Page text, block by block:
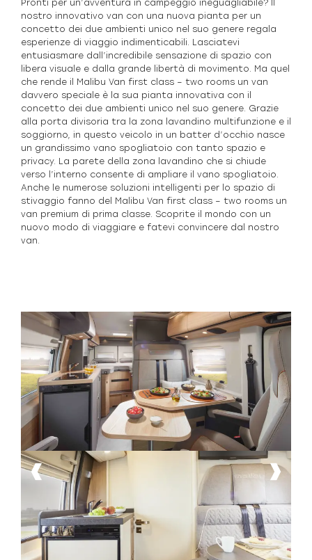
Pronti per un’avventura in campeggio ineguagliabile? Il
nostro innovativo van con una nuova pianta per un
concetto dei due ambienti unico nel suo genere regala
esperienze di viaggio indimenticabili. Lasciatevi
entusiasmare dall’incredibile sensazione di spazio con
libera visuale e dalla grande libertà di movimento. Ma quel
che rende il Malibu Van first class – two rooms un van
davvero speciale è la sua pianta innovativa con il
concetto dei due ambienti unico nel suo genere. Grazie
alla porta divisoria tra la zona lavandino multifunzione e il
soggiorno, in questo veicolo in un batter d’occhio nasce
un grandissimo vano spogliatoio con tanto spazio e
privacy. La parete della zona lavandino che si chiude
verso l’interno consente di ampliare il vano spogliatoio.
Anche le numerose soluzioni intelligenti per lo spazio di
stivaggio fanno del Malibu Van first class – two rooms un
van premium di prima classe. Scoprite il mondo con un
nuovo modo di viaggiare e fatevi convincere dal nostro
van.